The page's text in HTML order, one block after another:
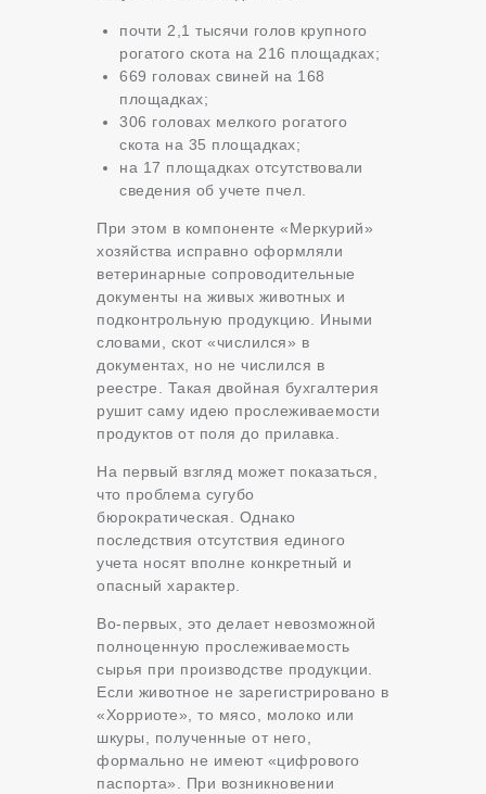
почти 2,1 тысячи голов крупного
рогатого скота на 216 площадках;
669 головах свиней на 168
площадках;
306 головах мелкого рогатого
скота на 35 площадках;
на 17 площадках отсутствовали
сведения об учете пчел.
При этом в компоненте «Меркурий»
хозяйства исправно оформляли
ветеринарные сопроводительные
документы на живых животных и
подконтрольную продукцию. Иными
словами, скот «числился» в
документах, но не числился в
реестре. Такая двойная бухгалтерия
рушит саму идею прослеживаемости
продуктов от поля до прилавка.
На первый взгляд может показаться,
что проблема сугубо
бюрократическая. Однако
последствия отсутствия единого
учета носят вполне конкретный и
опасный характер.
Во-первых, это делает невозможной
полноценную прослеживаемость
сырья при производстве продукции.
Если животное не зарегистрировано в
«Хорриоте», то мясо, молоко или
шкуры, полученные от него,
формально не имеют «цифрового
паспорта». При возникновении